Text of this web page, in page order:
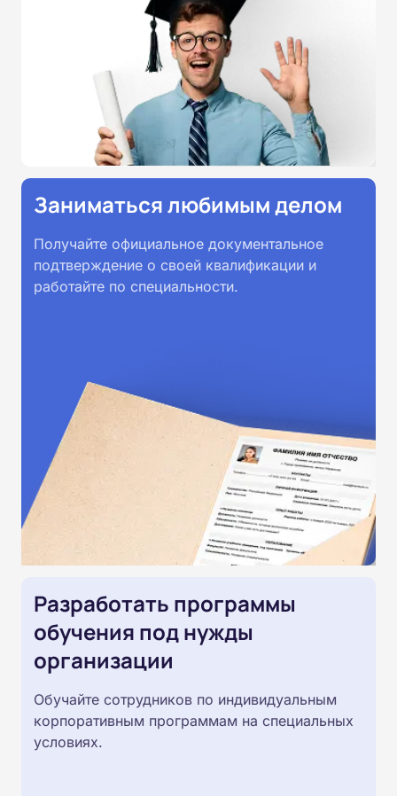
Заниматься любимым делом
Получайте официальное документальное
подтверждение о своей квалификации и
работайте по специальности.
Разработать программы
обучения под нужды
организации
Обучайте сотрудников по индивидуальным
корпоративным программам на специальных
условиях.